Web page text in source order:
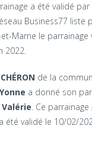
a été validé par
Business77 liste
Marne le parrainage
2022.
de la
a donné son
Valérie. Ce
été validé le 10/02/